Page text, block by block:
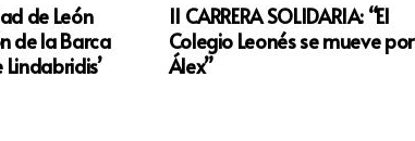
de León
de la Barca
Lindabridis’
II CARRERA SOLIDARIA: “El
Colegio Leonés se mueve por
Álex”